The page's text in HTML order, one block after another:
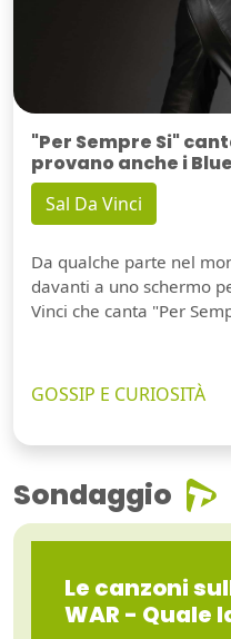
"Per Sempre Si"
provano anche i
Sal Da Vinci
Da qualche parte nel
davanti a uno schermo
Vinci che canta "Per
GOSSIP E CURIOSITÀ
Sondaggio
Le canzoni
WAR - Quale